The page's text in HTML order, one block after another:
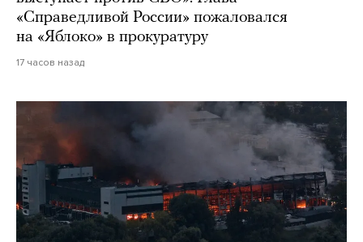
«Справедливой России» пожаловался
на «Яблоко» в прокуратуру
17 часов назад